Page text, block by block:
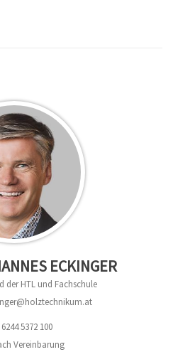
ECKINGER
der HTL und Fachschule
5372 100
Vereinbarung